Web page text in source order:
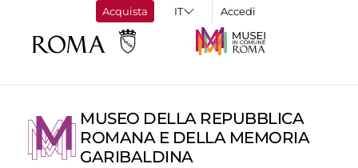
Acquista Accedi
MUSEO DELLA REPUBBLICA
ROMANA E DELLA MEMORIA
GARIBALDINA